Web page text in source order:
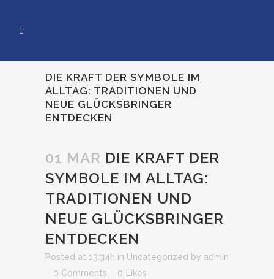
DIE KRAFT DER SYMBOLE IM
ALLTAG: TRADITIONEN UND
NEUE GLÜCKSBRINGER
ENTDECKEN
01 MAR DIE KRAFT DER
SYMBOLE IM ALLTAG:
TRADITIONEN UND
NEUE GLÜCKSBRINGER
ENTDECKEN
Posted at 13:34h in Uncategorized by admin
0 Comments
0 Likes